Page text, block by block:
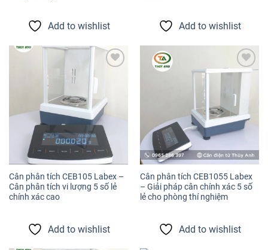
Add to wishlist Add to wishlist
Cân phân tích CEB105 Labex –
Cân phân tích vi lượng 5 số lẻ
chính xác cao
Add to wishlist
Add to
Cân phân tích CEB1055 Labex
– Giải pháp cân chính xác 5 số
lẻ cho phòng thí nghiệm
Add to wishlist